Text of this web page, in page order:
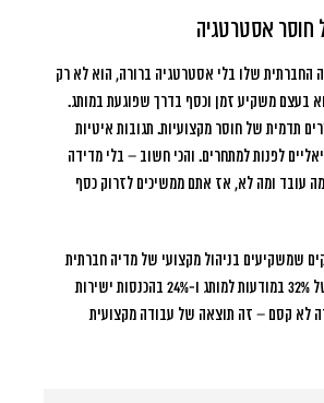
חוסר אסטרטגיה
החברתית שלו בלי אסטרטגיה ברורה, הוא לא רק
בעצם משקיע זמן וכסף בדרך שפוגעת במותג.
תדמית של חוסר מקצועיות. תגובות איטיות
לפנות למתחרים. והכי חשוב – בלי מדידה
מה עובד ומה לא, אז אתם ממשיכים לזרוק כסף
שמשקיעים בניהול מקצועי של מדיה חברתית
רואים עלייה ממוצעת של 32% במודעות למותג ו-24% בהכנסות ישירות
לא קסם – זה תוצאה של עבודה מקצועית